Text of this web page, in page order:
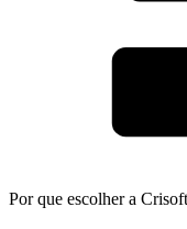
Por que escolher a